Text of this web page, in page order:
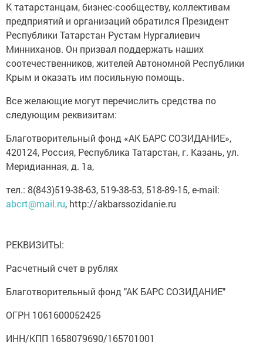
К татарстанцам, бизнес-сообществу, коллективам
предприятий и организаций обратился Президент
Республики Татарстан Рустам Нургалиевич
Минниханов. Он призвал поддержать наших
соотечественников, жителей Автономной Республики
Крым и оказать им посильную помощь.
Все желающие могут перечислить средства по
следующим реквизитам:
Благотворительный фонд «АК БАРС СОЗИДАНИЕ»,
420124, Россия, Республика Татарстан, г. Казань, ул.
Меридианная, д. 1а,
тел.: 8(843)519-38-63, 519-38-53, 518-89-15, e-mail:
abcrt@mail.ru, http://akbarssozidanie.ru
РЕКВИЗИТЫ:
Расчетный счет в рублях
Благотворительный фонд "АК БАРС СОЗИДАНИЕ"
ОГРН 1061600052425
ИНН/КПП 1658079690/165701001